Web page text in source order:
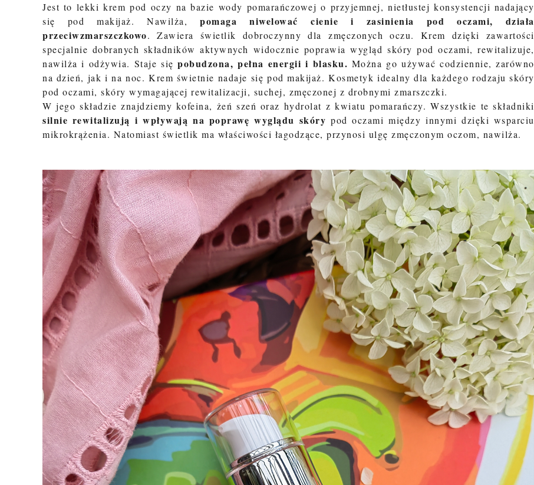
Jest to lekki krem pod oczy na bazie wody pomarańczowej o przyjemnej, nietłustej konsystencji nadający
się pod makijaż. Nawilża,pomaga niwelować cienie i zasinienia pod oczami, działa
przeciwzmarszczkowo. Zawiera świetlik dobroczynny dla zmęczonych oczu. Krem dzięki zawartości
specjalnie dobranych składników aktywnych widocznie poprawia wygląd skóry pod oczami, rewitalizuje,
nawilża i odżywia. Staje siępobudzona, pełna energii i blasku. Można go używać codziennie, zarówno
na dzień, jak i na noc. Krem świetnie nadaje się pod makijaż.Kosmetyk idealny dla każdego rodzaju skóry
pod oczami, skóry wymagającej rewitalizacji, suchej, zmęczonej z drobnymi zmarszczki.
W jego składzie znajdziemy kofeina, żeń szeń oraz hydrolat z kwiatu pomarańczy. Wszystkie te składniki
silnie rewitalizują i wpływają na poprawę wyglądu skórypod oczami między innymi dzięki wsparciu
mikrokrążenia. Natomiast świetlik ma właściwości łagodzące, przynosi ulgę zmęczonym oczom, nawilża.